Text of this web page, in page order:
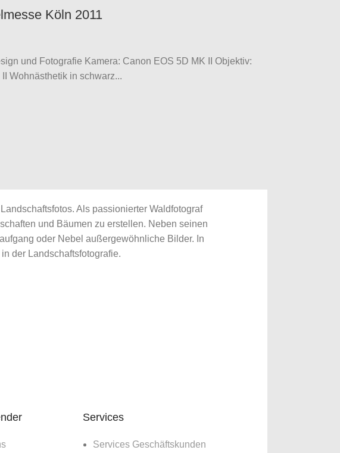
Köln 2011
und Fotografie Kamera: Canon EOS 5D MK II Objektiv:
Wohnästhetik in schwarz...
Coloman bei Neuschwanstein gefällt?
Als passionierter Waldfotograf
und Bäumen zu erstellen. Neben seinen
oder Nebel außergewöhnliche Bilder. In
der Landschaftsfotografie.
Services
Services Geschäftskunden